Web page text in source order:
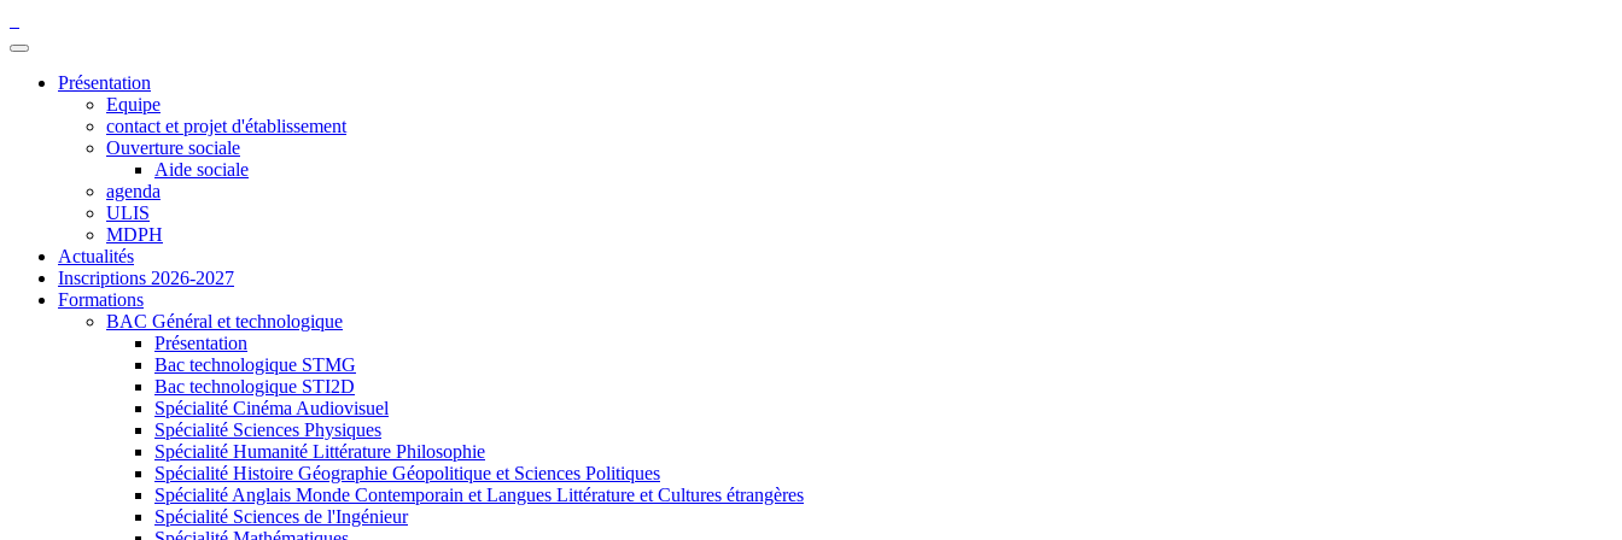
Présentation
Equipe
contact et projet d'établissement
Ouverture sociale
Aide sociale
agenda
ULIS
MDPH
Actualités
Inscriptions 2026-2027
Formations
BAC Général et technologique
Présentation
Bac technologique STMG
Bac technologique STI2D
Spécialité Cinéma Audiovisuel
Spécialité Sciences Physiques
Spécialité Humanité Littérature Philosophie
Spécialité Histoire Géographie Géopolitique et Sciences Politiques
Spécialité Anglais Monde Contemporain et Langues Littérature et Cultures étrangères
Spécialité Sciences de l'Ingénieur